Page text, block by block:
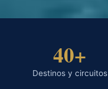
40+
Destinos y circuitos